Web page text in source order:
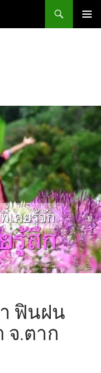
ฟินฝน
จ.ตาก